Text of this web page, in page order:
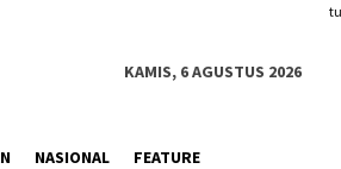
KAMIS, 6 AGUSTUS 2026
NASIONAL FEATURE